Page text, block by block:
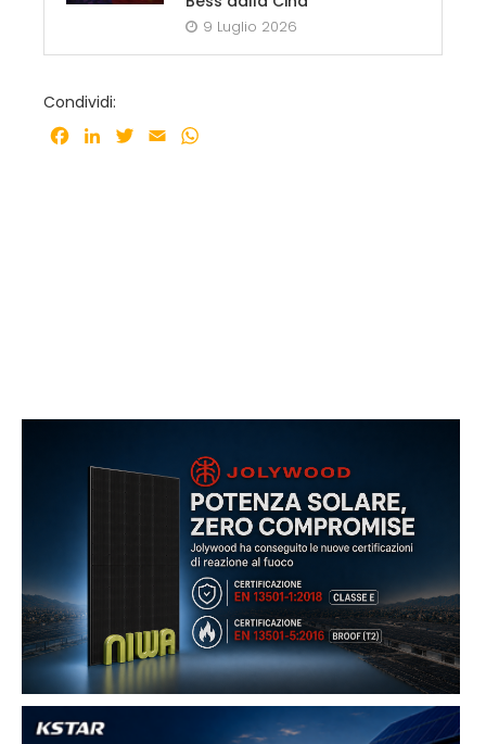
9 Luglio 2026
Condividi:
Facebook
LinkedInTwitter
Email